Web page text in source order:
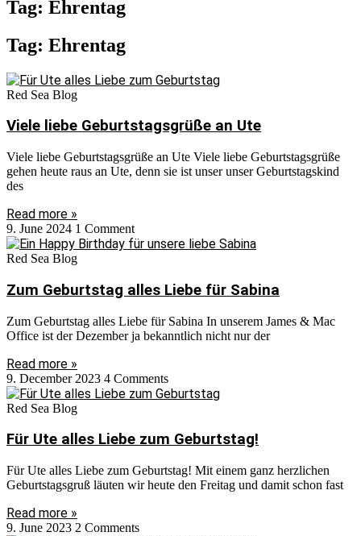
Tag: Ehrentag
Tag: Ehrentag
Red Sea Blog
Viele liebe Geburtstagsgrüße an Ute
Viele liebe Geburtstagsgrüße an Ute Viele liebe Geburtstagsgrüße
gehen heute raus an Ute, denn sie ist unser unser Geburtstagskind
des
Read more »
9. June 2024 1 Comment
Red Sea Blog
Zum Geburtstag alles Liebe für Sabina
Zum Geburtstag alles Liebe für Sabina In unserem James & Mac
Office ist der Dezember ja bekanntlich nicht nur der
Read more »
9. December 2023 4 Comments
Red Sea Blog
Für Ute alles Liebe zum Geburtstag!
Für Ute alles Liebe zum Geburtstag! Mit einem ganz herzlichen
Geburtstagsgruß läuten wir heute den Freitag und damit schon fast
Read more »
9. June 2023 2 Comments